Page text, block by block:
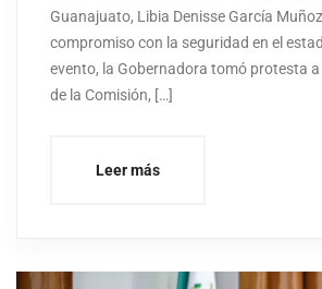
Guanajuato, Libia Denisse García
compromiso con la seguridad en el
evento, la Gobernadora tomó protesta
de la Comisión, […]
Leer más